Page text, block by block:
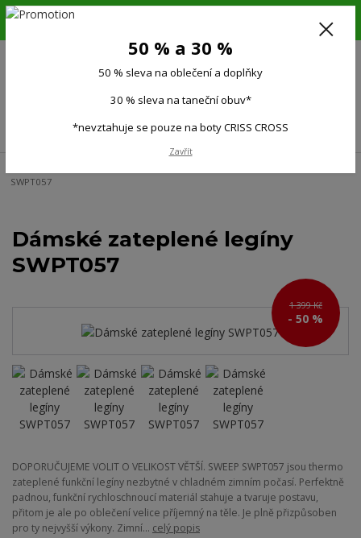
6.-16.8.26. DOVOLENÁ !!! 50 % SLEVA na všechno oblečení a doplňky !!!
(Po-Pá 9:00-15.00)
SWPT057
Dámské zateplené legíny
SWPT057
1 399 Kč
- 50 %
DOPORUČUJEME VOLIT O VELIKOST VĚTŠÍ. SWEEP SWPT057 jsou thermo
zateplené funkční legíny nezbytné v chladném zimním počasí. Perfektně
padnou, funkční rychloschnoucí materiál stahuje a tvaruje postavu,
přitom je ale po oblečení velice příjemný na těle. Je plně přizpůsoben
pro ty nejvyšší výkony. Zimní... celý popis
50 % a 30 %
50 % sleva na oblečení a doplňky
30 % sleva na taneční obuv*
*nevztahuje se pouze na boty CRISS CROSS
Zavřít